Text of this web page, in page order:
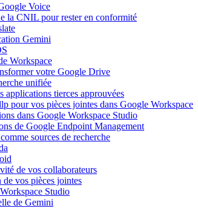
Voice
la CNIL pour rester en conformité
Gemini
Workspace
votre Google Drive
unifiée
applications tierces approuvées
pour vos pièces jointes dans Google Workspace
dans Google Workspace Studio
de Google Endpoint Management
sources de recherche
de vos collaborateurs
vos pièces jointes
Studio
de Gemini